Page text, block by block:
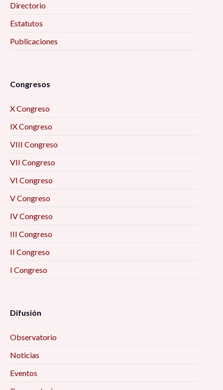
Directorio
Estatutos
Publicaciones
Congresos
X Congreso
IX Congreso
VIII Congreso
VII Congreso
VI Congreso
V Congreso
IV Congreso
III Congreso
II Congreso
I Congreso
Difusión
Observatorio
Noticias
Eventos